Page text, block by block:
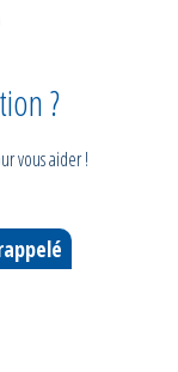
?
vous aider !